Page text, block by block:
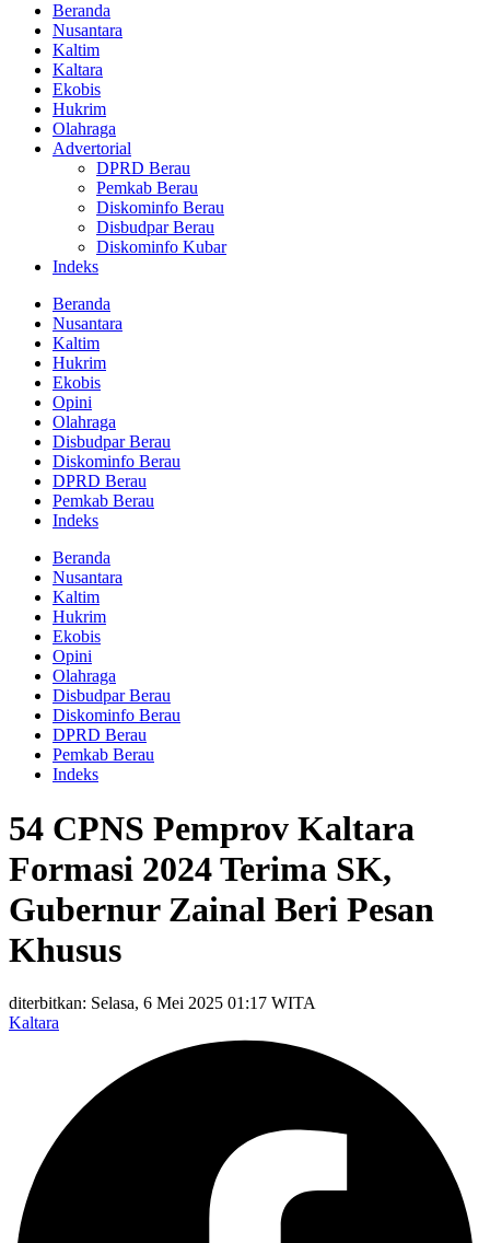
Beranda
Nusantara
Kaltim
Kaltara
Ekobis
Hukrim
Olahraga
Advertorial
DPRD Berau
Pemkab Berau
Diskominfo Berau
Disbudpar Berau
Diskominfo Kubar
Indeks
Beranda
Nusantara
Kaltim
Hukrim
Ekobis
Opini
Olahraga
Disbudpar Berau
Diskominfo Berau
DPRD Berau
Pemkab Berau
Indeks
Beranda
Nusantara
Kaltim
Hukrim
Ekobis
Opini
Olahraga
Disbudpar Berau
Diskominfo Berau
DPRD Berau
Pemkab Berau
Indeks
54 CPNS Pemprov Kaltara
Formasi 2024 Terima SK,
Gubernur Zainal Beri Pesan
Khusus
diterbitkan: Selasa, 6 Mei 2025 01:17 WITA
Kaltara